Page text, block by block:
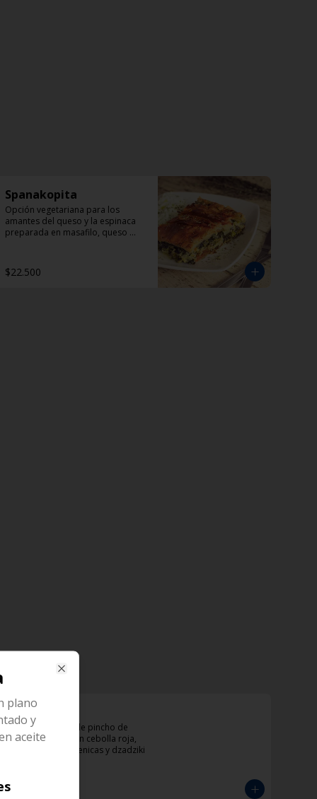
Spanakopita
Opción vegetariana para los
amantes del queso y la espinaca
preparada en masafilo, queso
Dzadziki.
$22.500
KotoBeikon
Sandwich con doble pincho de
pollo y tocineta con cebolla roja,
tomate, papas helenicas y dzadziki
$33.000
plano
y
aceite